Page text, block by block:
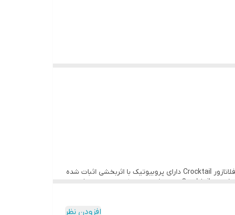
بیوتین و کلات روی همراه با کنترل اسیدهای چرب ضروری (امگا 6 و 3) باعث سلامت پوست و پوشش ابریشمی می‌شود. غذای گربه فلاتازور Crocktail دارای پروبیوتیک با اثربخشی اثبات شده
است که به طور همزمان، با توسعه باکتری‌های مفید و همچنین کاهش باکتری‌های بالقوه مضر، فلور روده را تقویت و تثبیت می‌کند. فرمول Crocktail شامل فیبر سیب که غنی از پلی فنل‌ها،
افزودن نظر